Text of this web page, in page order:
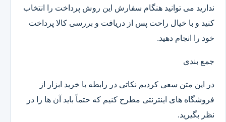
ندارید می توانید هنگام سفارش این روش پرداخت را انتخاب
کنید و با خیال راحت پس از دریافت و بررسی کالا پرداخت
خود را انجام دهید.
جمع بندی
در این متن سعی کردیم نکاتی در رابطه با خرید ابزار از
فروشگاه های اینترنتی مطرح کنیم که حتماً باید آن ها را در
نظر بگیرید.